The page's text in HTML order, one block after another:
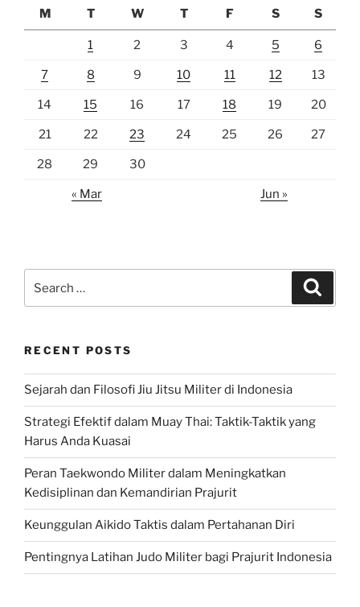
M
T W T F S S
1 2 3 4 5 6
7 8 9 10 11 12 13
14 15 16 17 18 19 20
21 22 23 24 25 26 27
28 29 30
« Mar Jun »
for:
RECENT POSTS
Sejarah dan Filosofi Jiu Jitsu Militer di Indonesia
Strategi Efektif dalam Muay Thai: Taktik-Taktik yang
Harus Anda Kuasai
Peran Taekwondo Militer dalam Meningkatkan
Kedisiplinan dan Kemandirian Prajurit
Keunggulan Aikido Taktis dalam Pertahanan Diri
Pentingnya Latihan Judo Militer bagi Prajurit Indonesia